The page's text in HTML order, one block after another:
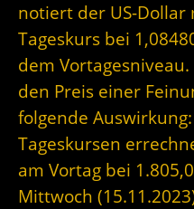
notiert der US-
Tageskurs bei
dem
den Preis einer
folgende
Tageskursen
am Vortag bei
Mittwoch